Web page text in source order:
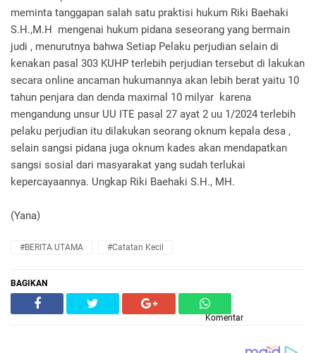
meminta tanggapan salah satu praktisi hukum Riki Baehaki
S.H.,M.H mengenai hukum pidana seseorang yang bermain
judi , menurutnya bahwa Setiap Pelaku perjudian selain di
kenakan pasal 303 KUHP terlebih perjudian tersebut di lakukan
secara online ancaman hukumannya akan lebih berat yaitu 10
tahun penjara dan denda maximal 10 milyar karena
mengandung unsur UU ITE pasal 27 ayat 2 uu 1/2024 terlebih
pelaku perjudian itu dilakukan seorang oknum kepala desa ,
selain sangsi pidana juga oknum kades akan mendapatkan
sangsi sosial dari masyarakat yang sudah terlukai
kepercayaannya. Ungkap Riki Baehaki S.H., MH.
(Yana)
#BERITA UTAMA #Catatan Kecil
BAGIKAN
Komentar